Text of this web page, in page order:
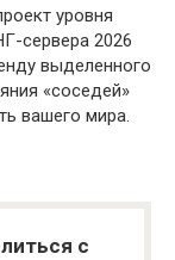
уровня
сервера 2026
выделенного
«соседей»
вашего мира.
с